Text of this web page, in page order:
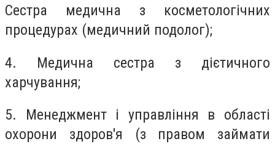
Сестра медична з косметологічних
процедурах (медичний подолог);
4. Медична сестра з дієтичного
харчування;
5. Менеджмент і управління в області
охорони здоров'я (з правом займати